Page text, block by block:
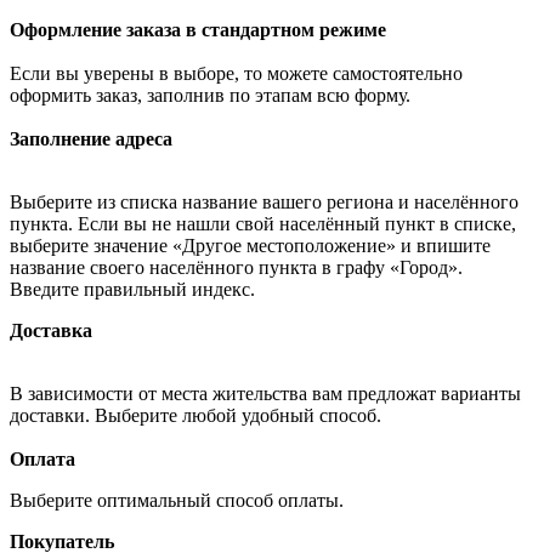
Оформление заказа в стандартном режиме
Если вы уверены в выборе, то можете самостоятельно
оформить заказ, заполнив по этапам всю форму.
Заполнение адреса
Выберите из списка название вашего региона и населённого
пункта. Если вы не нашли свой населённый пункт в списке,
выберите значение «Другое местоположение» и впишите
название своего населённого пункта в графу «Город».
Введите правильный индекс.
Доставка
В зависимости от места жительства вам предложат варианты
доставки. Выберите любой удобный способ.
Оплата
Выберите оптимальный способ оплаты.
Покупатель